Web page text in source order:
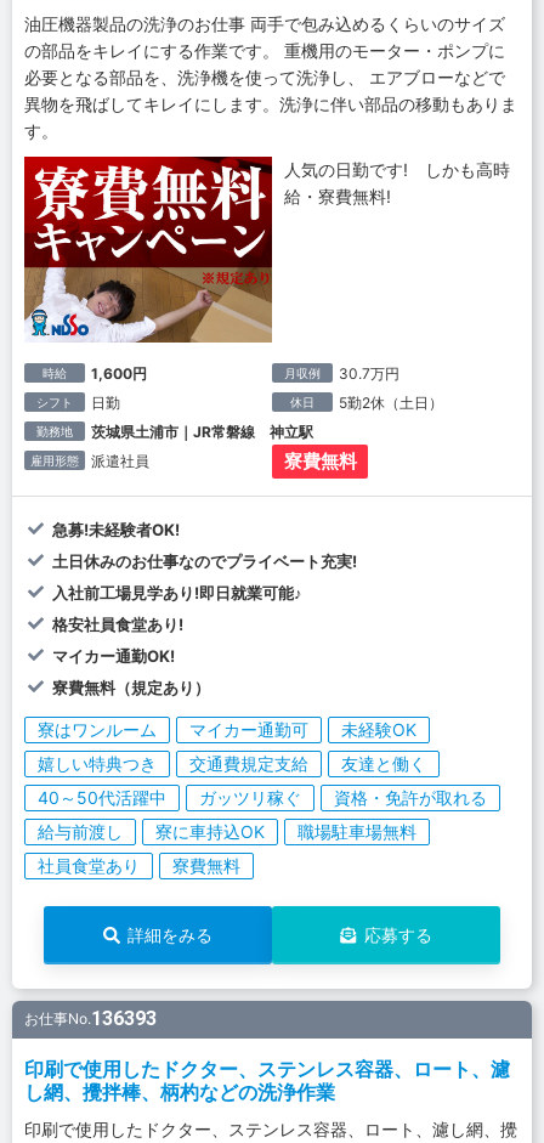
油圧機器製品の洗浄のお仕事 両手で包み込めるくらいのサイズ
の部品をキレイにする作業です。 重機用のモーター・ポンプに
必要となる部品を、洗浄機を使って洗浄し、 エアブローなどで
異物を飛ばしてキレイにします。洗浄に伴い部品の移動もありま
す。
人気の日勤です! しかも高時
給・寮費無料!
時給 1,600円 月収例 30.7万円
シフト 日勤 休日 5勤2休（土日）
勤務地 茨城県土浦市｜JR常磐線 神立駅
雇用形態 派遣社員 寮費無料
急募!未経験者OK!
土日休みのお仕事なのでプライベート充実!
入社前工場見学あり!即日就業可能♪
格安社員食堂あり!
マイカー通勤OK!
寮費無料（規定あり）
寮はワンルーム マイカー通勤可
未経験OK
嬉しい特典つき
交通費規定支給
友達と働く
40～50代活躍中
ガッツリ稼ぐ
資格・免許が取れる
給与前渡し
寮に車持込OK
職場駐車場無料
社員食堂あり
寮費無料
詳細をみる 応募する
お仕事No.136393
印刷で使用したドクター、ステンレス容器、ロート、濾
し網、攪拌棒、柄杓などの洗浄作業
印刷で使用したドクター、ステンレス容器、ロート、濾し網、攪